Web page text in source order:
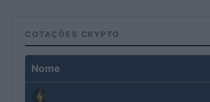
COTAÇÕES CRYPTO
Nome